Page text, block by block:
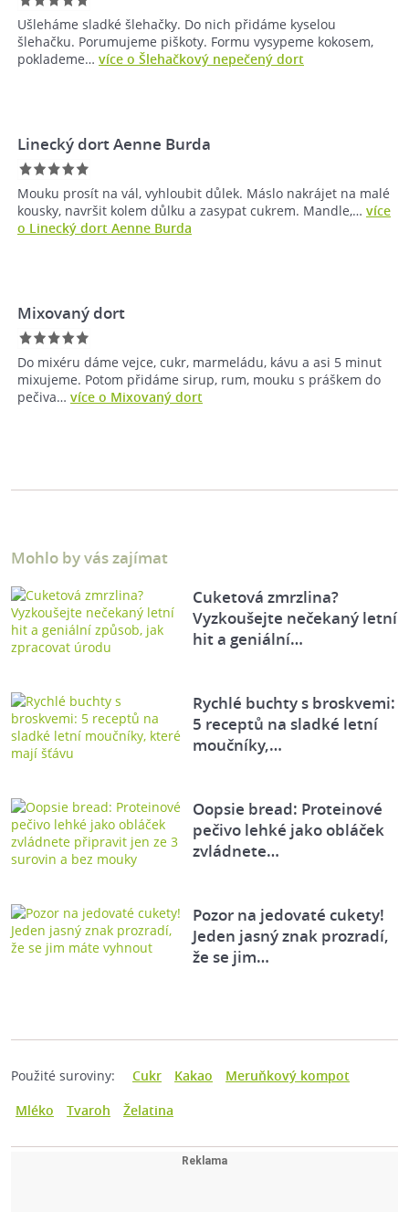
Ušleháme sladké šlehačky. Do nich přidáme kyselou
šlehačku. Porumujeme piškoty. Formu vysypeme kokosem,
poklademe… více o Šlehačkový nepečený dort
Linecký dort Aenne Burda
Mouku prosít na vál, vyhloubit důlek. Máslo nakrájet na malé
kousky, navršit kolem důlku a zasypat cukrem. Mandle,… více
o Linecký dort Aenne Burda
Mixovaný dort
Do mixéru dáme vejce, cukr, marmeládu, kávu a asi 5 minut
mixujeme. Potom přidáme sirup, rum, mouku s práškem do
pečiva… více o Mixovaný dort
Mohlo by vás zajímat
Cuketová zmrzlina?
Vyzkoušejte nečekaný letní
hit a geniální…
Rychlé buchty s broskvemi:
5 receptů na sladké letní
moučníky,…
Oopsie bread: Proteinové
pečivo lehké jako obláček
zvládnete…
Pozor na jedovaté cukety!
Jeden jasný znak prozradí,
že se jim…
Použité suroviny: Cukr Kakao
Meruňkový kompot
Mléko
Tvaroh Želatina